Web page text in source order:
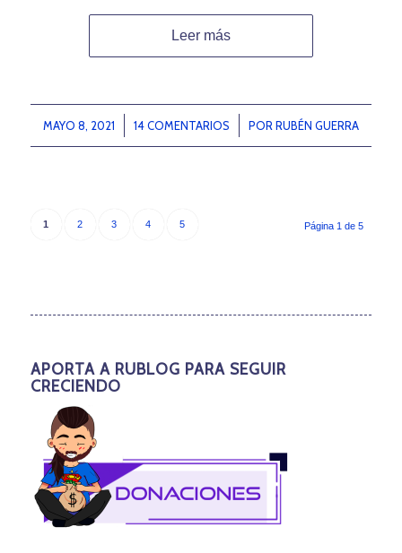
Leer más
MAYO 8, 2021
/ 14 COMENTARIOS
/ POR RUBÉN GUERRA
Página 1 de 5
1 2 3 4 5
APORTA A RUBLOG PARA SEGUIR
CRECIENDO